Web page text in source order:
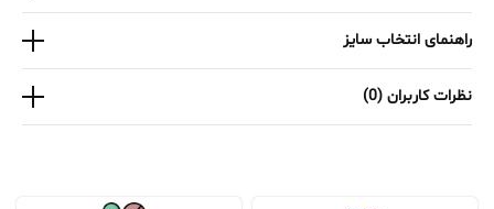
راهنمای انتخاب سایز
نظرات کاربران (0)